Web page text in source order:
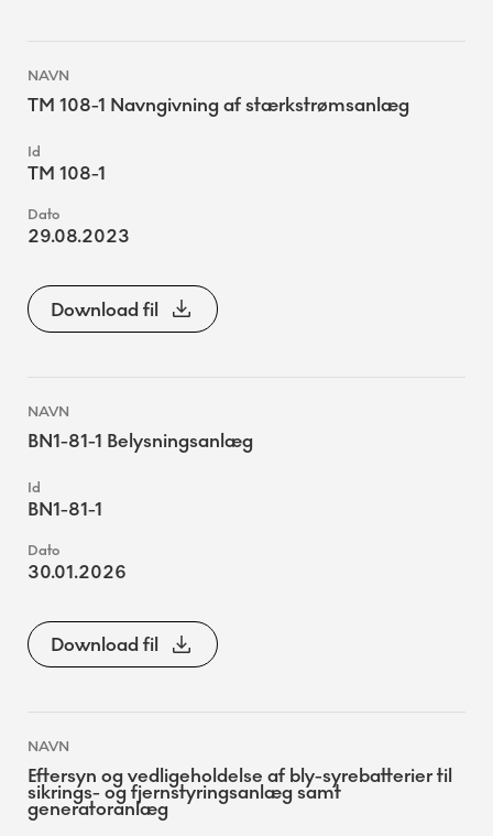
TM 108-1 Navngivning af stærkstrømsanlæg
TM 108-1
29.08.2023
Download fil
BN1-81-1 Belysningsanlæg
BN1-81-1
30.01.2026
Download fil
Eftersyn og vedligeholdelse af bly-syrebatterier til
sikrings- og fjernstyringsanlæg samt
generatoranlæg